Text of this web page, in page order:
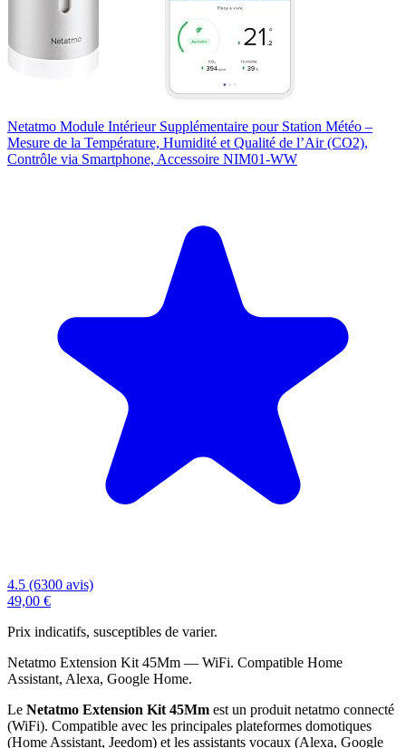
Netatmo Module Intérieur Supplémentaire pour Station Météo –
Mesure de la Température, Humidité et Qualité de l’Air (CO2),
Contrôle via Smartphone, Accessoire NIM01-WW
4.5 (6300 avis)
49,00 €
Prix indicatifs, susceptibles de varier.
Netatmo Extension Kit 45Mm — WiFi. Compatible Home
Assistant, Alexa, Google Home.
Le Netatmo Extension Kit 45Mm est un produit netatmo connecté
(WiFi). Compatible avec les principales plateformes domotiques
(Home Assistant, Jeedom) et les assistants vocaux (Alexa, Google